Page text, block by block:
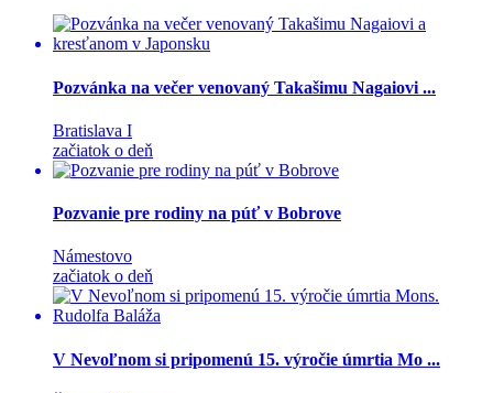
Pozvánka na večer venovaný Takašimu Nagaiovi ...
Bratislava I
začiatok o deň
Pozvanie pre rodiny na púť v Bobrove
Námestovo
začiatok o deň
V Nevoľnom si pripomenú 15. výročie úmrtia Mo ...